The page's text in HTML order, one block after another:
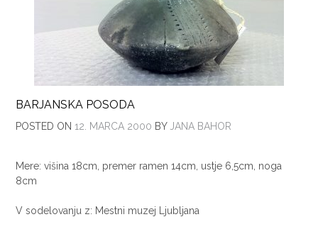
BARJANSKA POSODA
POSTED ON 12. MARCA 2000 BY JANA BAHOR
Mere: višina 18cm, premer ramen 14cm, ustje 6,5cm, noga
8cm
V sodelovanju z: Mestni muzej Ljubljana